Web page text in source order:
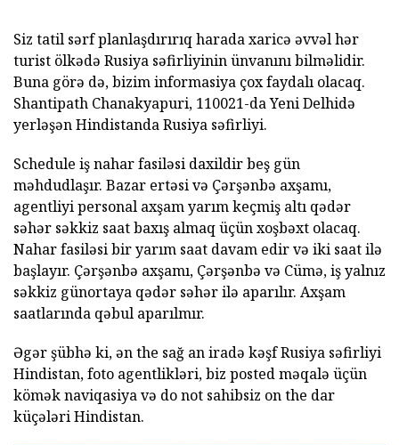
Siz tatil sərf planlaşdırırıq harada xaricə əvvəl hər
turist ölkədə Rusiya səfirliyinin ünvanını bilməlidir.
Buna görə də, bizim informasiya çox faydalı olacaq.
Shantipath Chanakyapuri, 110021-da Yeni Delhidə
yerləşən Hindistanda Rusiya səfirliyi.
Schedule iş nahar fasiləsi daxildir beş gün
məhdudlaşır. Bazar ertəsi və Çərşənbə axşamı,
agentliyi personal axşam yarım keçmiş altı qədər
səhər səkkiz saat baxış almaq üçün xoşbəxt olacaq.
Nahar fasiləsi bir yarım saat davam edir və iki saat ilə
başlayır. Çərşənbə axşamı, Çərşənbə və Cümə, iş yalnız
səkkiz günortaya qədər səhər ilə aparılır. Axşam
saatlarında qəbul aparılmır.
Əgər şübhə ki, ən the sağ an iradə kəşf Rusiya səfirliyi
Hindistan, foto agentlikləri, biz posted məqalə üçün
kömək naviqasiya və do not sahibsiz on the dar
küçələri Hindistan.